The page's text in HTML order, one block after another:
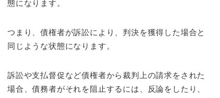
態になります。
つまり、債権者が訴訟により、判決を獲得した場合と
同じような状態になります。
訴訟や支払督促など債権者から裁判上の請求をされた
場合、債務者がそれを阻止するには、反論をしたり、